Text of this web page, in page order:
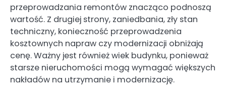
przeprowadzania remontów znacząco podnoszą
wartość. Z drugiej strony, zaniedbania, zły stan
techniczny, konieczność przeprowadzenia
kosztownych napraw czy modernizacji obniżają
cenę. Ważny jest również wiek budynku, ponieważ
starsze nieruchomości mogą wymagać większych
nakładów na utrzymanie i modernizację.